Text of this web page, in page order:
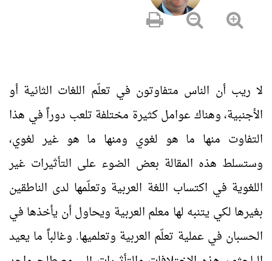
لا ريب أن الناس متفاوتون في تعلّم اللغات الثانية أو
الأجنبية، وهناك عوامل كثيرة مختلفة تلعب دوراً في هذا
التفاوت منها ما هو لغوي ومنها ما هو غير لغوي،
وستسلط هذه المقالة بعض الضوء على التأثيرات غير
اللغوية في اكتساب اللغة العربية وتعلّمها لدى الناطقين
بغيرها لكي يتنبه لها معلم العربية ويحاول أن يأخذها في
الحسبان في عملية تعلّم العربية وتعلميها. وغالباً ما يعيد